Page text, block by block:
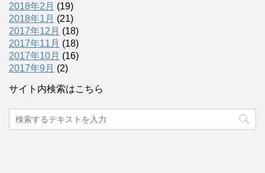
2018年2月 (19)
2018年1月 (21)
2017年12月 (18)
2017年11月 (18)
2017年10月 (16)
2017年9月 (2)
サイト内検索はこちら